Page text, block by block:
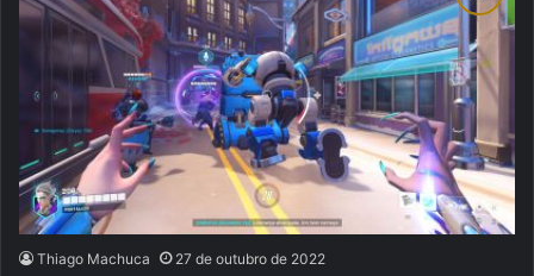
Thiago Machuca 27 de outubro de 2022